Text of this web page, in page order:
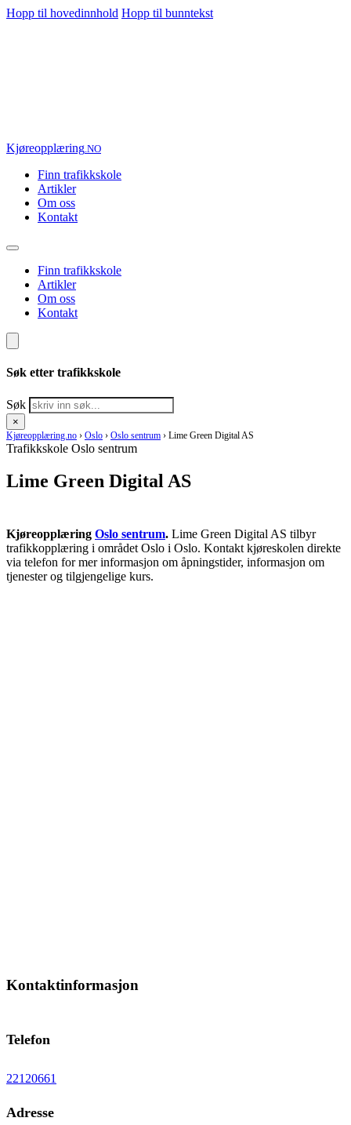
Hopp til hovedinnhold Hopp til bunntekst
Kjøreopplæring.NO
Finn trafikkskole
Artikler
Om oss
Kontakt
Finn trafikkskole
Artikler
Om oss
Kontakt
Søk etter trafikkskole
Søk
×
Kjøreopplæring.no › Oslo › Oslo sentrum › Lime Green Digital AS
Trafikkskole Oslo sentrum
Lime Green Digital AS
Kjøreopplæring Oslo sentrum. Lime Green Digital AS tilbyr
trafikkopplæring i området Oslo i Oslo. Kontakt kjøreskolen direkte
via telefon for mer informasjon om åpningstider, informasjon om
tjenester og tilgjengelige kurs.
Kontaktinformasjon
Telefon
22120661
Adresse